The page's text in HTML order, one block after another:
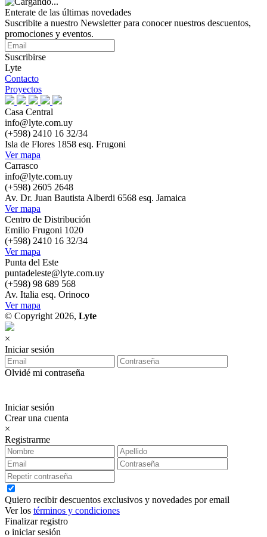
Enterate de las últimas novedades
Suscribite a nuestro Newsletter para conocer nuestros descuentos,
promociones y eventos.
Suscribirse
Lyte
Contacto
Proyectos
Casa Central
info@lyte.com.uy
(+598) 2410 16 32/34
Isla de Flores 1858 esq. Frugoni
Ver mapa
Carrasco
info@lyte.com.uy
(+598) 2605 2648
Av. Dr. Juan Bautista Alberdi 6568 esq. Jamaica
Ver mapa
Centro de Distribución
Emilio Frugoni 1020
(+598) 2410 16 32/34
Ver mapa
Punta del Este
puntadeleste@lyte.com.uy
(+598) 98 689 568
Av. Italia esq. Orinoco
Ver mapa
© Copyright 2026, Lyte
×
Iniciar sesión
Olvidé mi contraseña
Iniciar sesión
Crear una cuenta
×
Registrarme
Quiero recibir descuentos exclusivos y novedades por email
Ver los términos y condiciones
Finalizar registro
o iniciar sesión